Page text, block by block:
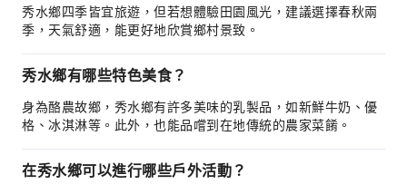
秀水鄉四季皆宜旅遊，但若想體驗田園風光，建議選擇春秋兩
季，天氣舒適，能更好地欣賞鄉村景致。
秀水鄉有哪些特色美食？
身為酪農故鄉，秀水鄉有許多美味的乳製品，如新鮮牛奶、優
格、冰淇淋等。此外，也能品嚐到在地傳統的農家菜餚。
在秀水鄉可以進行哪些戶外活動？